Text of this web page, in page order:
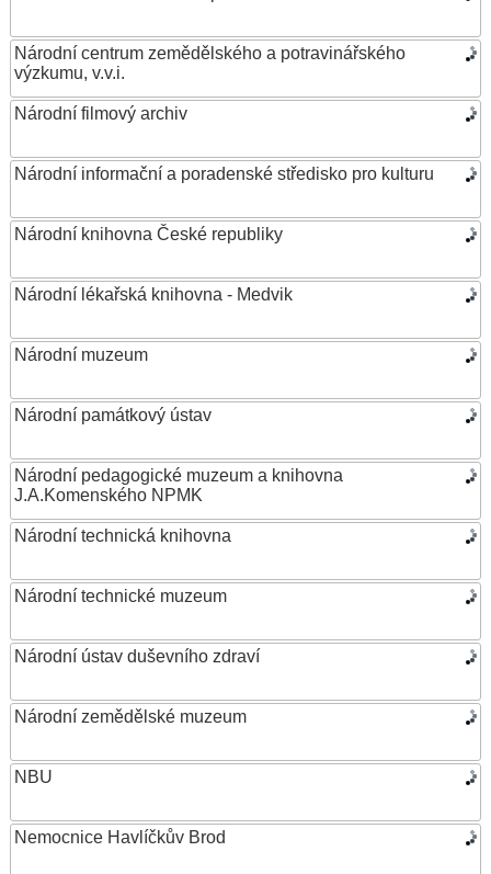
Národní centrum zemědělského a potravinářského
výzkumu, v.v.i.
Národní filmový archiv
Národní informační a poradenské středisko pro kulturu
Národní knihovna České republiky
Národní lékařská knihovna - Medvik
Národní muzeum
Národní památkový ústav
Národní pedagogické muzeum a knihovna
J.A.Komenského NPMK
Národní technická knihovna
Národní technické muzeum
Národní ústav duševního zdraví
Národní zemědělské muzeum
NBU
Nemocnice Havlíčkův Brod